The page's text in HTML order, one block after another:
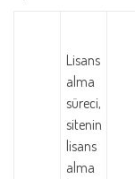
Lisans
alma
süreci,
sitenin
lisans
alma